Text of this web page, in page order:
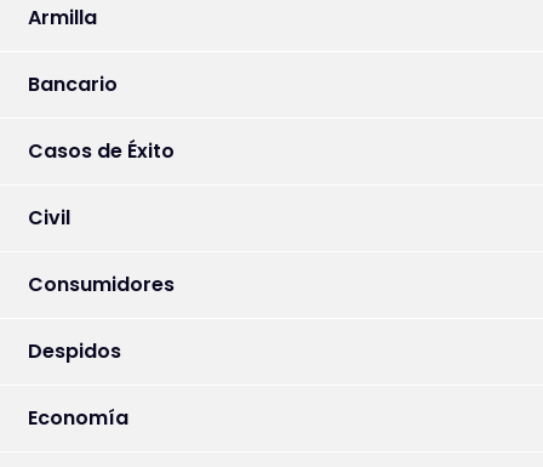
Armilla
Bancario
Casos de Éxito
Civil
Consumidores
Despidos
Economía